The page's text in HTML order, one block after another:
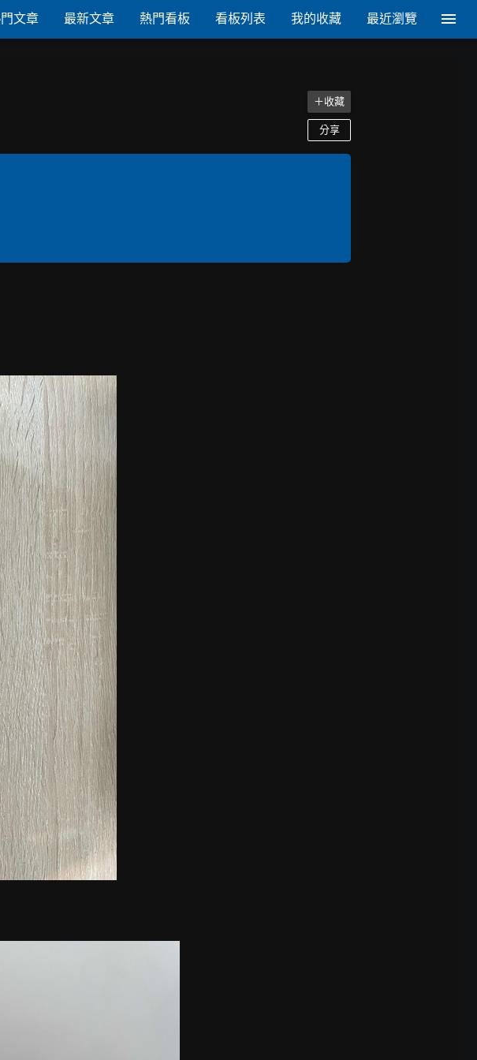
文章 最新文章 熱門看板 看板列表 我的收藏 最近瀏覽
＋收藏
分享